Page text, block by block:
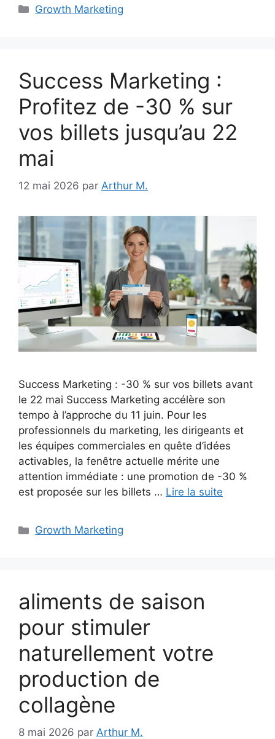
Catégories
Growth Marketing
Success Marketing :
Profitez de -30 % sur
vos billets jusqu’au 22
mai
12 mai 2026 par Arthur M.
Success Marketing : -30 % sur vos billets avant
le 22 mai Success Marketing accélère son
tempo à l’approche du 11 juin. Pour les
professionnels du marketing, les dirigeants et
les équipes commerciales en quête d’idées
activables, la fenêtre actuelle mérite une
attention immédiate : une promotion de -30 %
est proposée sur les billets … Lire la suite
Catégories
Growth Marketing
aliments de saison
pour stimuler
naturellement votre
production de
collagène
8 mai 2026 par Arthur M.